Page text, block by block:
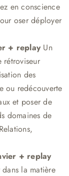
€
en conscience
oser déployer
+ replay Un
des
ou redécouverte
et poser de
domaines de
+ replay
la matière